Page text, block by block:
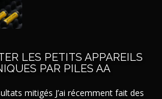
LES PETITS APPAREILS
PAR PILES AA
mitigés J’ai récemment fait des